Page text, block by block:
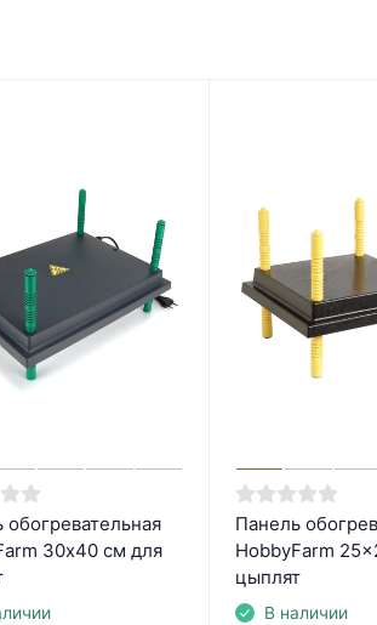
обогревательная
30х40 см для
Панель
HobbyFarm
цыплят
В наличии